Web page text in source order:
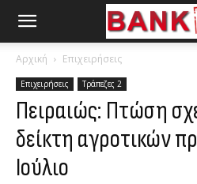
Αρχική Επιχειρήσεις
Επιχειρήσεις Τράπεζες 2
Πειραιώς: Πτώση
δείκτη αγροτικών
Ιούλιο